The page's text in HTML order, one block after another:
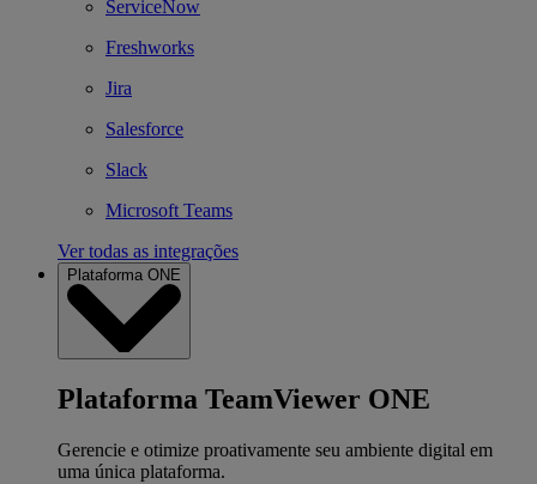
ServiceNow
Freshworks
Jira
Salesforce
Slack
Microsoft Teams
Ver todas as integrações
Plataforma ONE
Plataforma TeamViewer ONE
Gerencie e otimize proativamente seu ambiente digital em
uma única plataforma.